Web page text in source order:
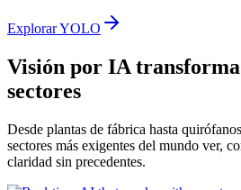
Explorar YOLO
Visión por IA
sectores
Desde plantas de fábrica hasta
sectores más exigentes del mundo ver,
claridad sin precedentes.